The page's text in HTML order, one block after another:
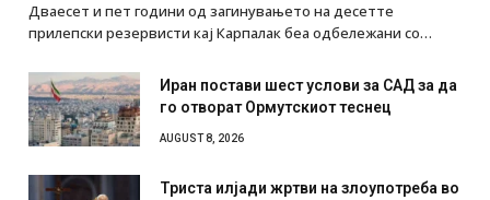
Дваесет и пет години од загинувањето на десетте
прилепски резервисти кај Карпалак беа одбележани со…
Иран постави шест услови за САД за да
го отворат Ормутскиот теснец
AUGUST 8, 2026
Триста илјади жртви на злоупотреба во